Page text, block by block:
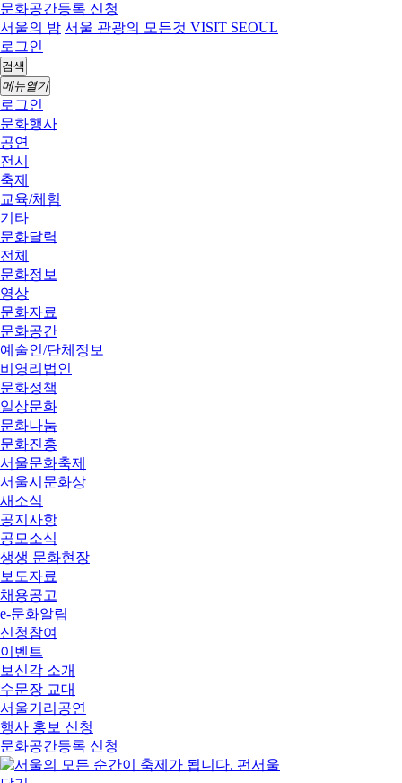
문화공간등록 신청
서울의 밤 서울 관광의 모든것 VISIT SEOUL
로그인
검색
메뉴열기
로그인
문화행사
공연
전시
축제
교육/체험
기타
문화달력
전체
문화정보
영상
문화자료
문화공간
예술인/단체정보
비영리법인
문화정책
일상문화
문화나눔
문화진흥
서울문화축제
서울시문화상
새소식
공지사항
공모소식
생생 문화현장
보도자료
채용공고
e-문화알림
신청참여
이벤트
보신각 소개
수문장 교대
서울거리공연
행사 홍보 신청
문화공간등록 신청